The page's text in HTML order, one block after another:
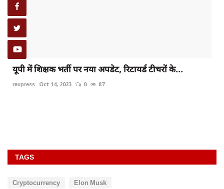
यूपी में शिक्षक भर्ती पर नया अपडेट, रिटायर्ड टीचरों के...
TAGS
Cryptocurrency Elon Musk